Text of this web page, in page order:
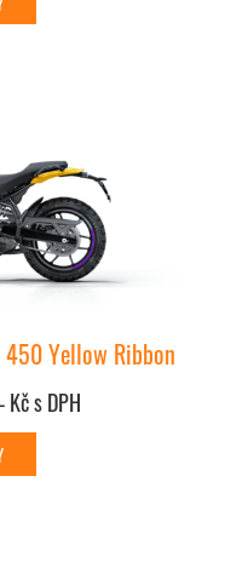
450 Yellow Ribbon
s DPH